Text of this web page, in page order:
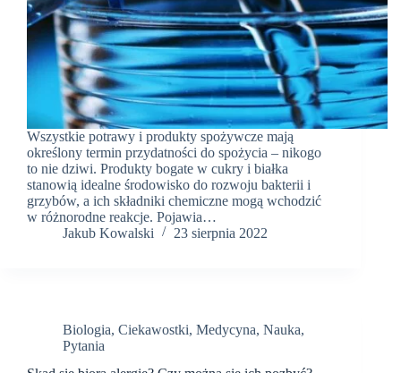
Wszystkie potrawy i produkty spożywcze mają
określony termin przydatności do spożycia – nikogo
to nie dziwi. Produkty bogate w cukry i białka
stanowią idealne środowisko do rozwoju bakterii i
grzybów, a ich składniki chemiczne mogą wchodzić
w różnorodne reakcje. Pojawia…
Jakub Kowalski
23 sierpnia 2022
Biologia, Ciekawostki, Medycyna, Nauka,
Pytania